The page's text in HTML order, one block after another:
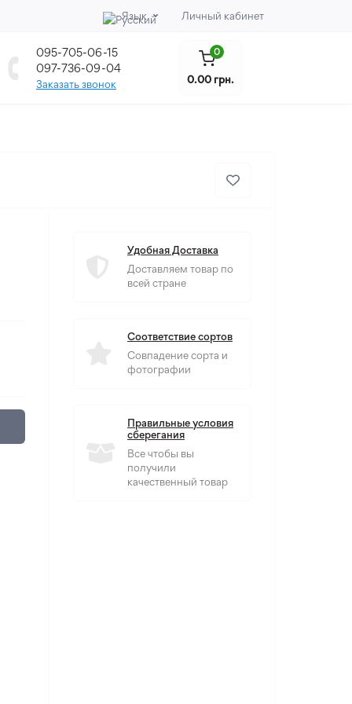
Язык Личный кабинет
095-705-06-15
097-736-09-04
Заказать звонок
0
0.00 грн.
Удобная Доставка
Доставляем товар по
всей стране
Соответствие сортов
Совпадение сорта и
фотографии
Правильные условия
сберегания
Все чтобы вы
получили
качественный товар